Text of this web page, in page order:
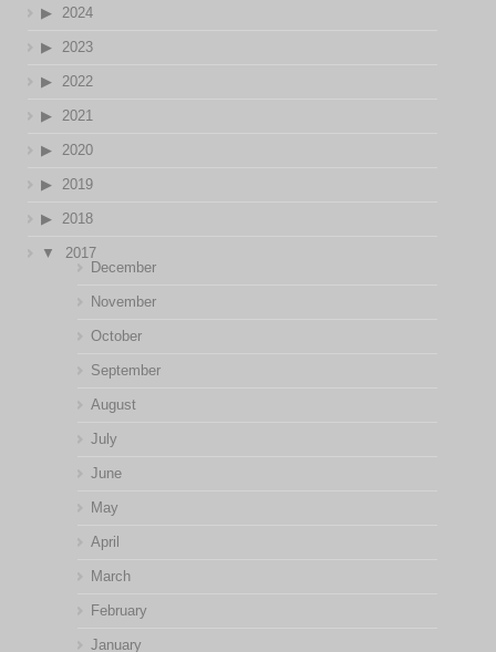
2024
2023
2022
2021
2020
2019
2018
2017
December
November
October
September
August
July
June
May
April
March
February
January